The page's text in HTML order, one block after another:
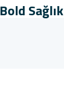
Bold Sağlık